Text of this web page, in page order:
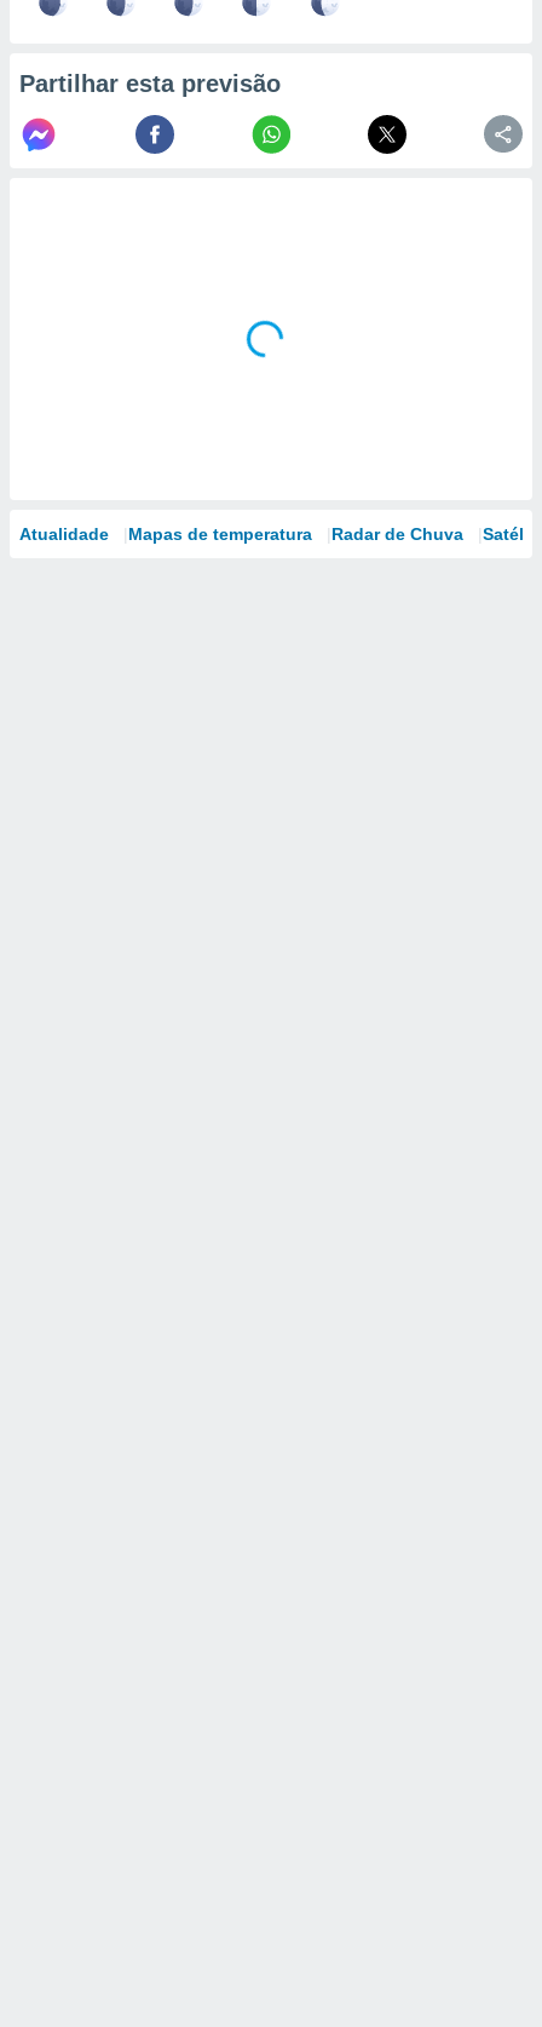
Partilhar esta previsão
Atualidade Mapas de temperatura Radar de Chuva